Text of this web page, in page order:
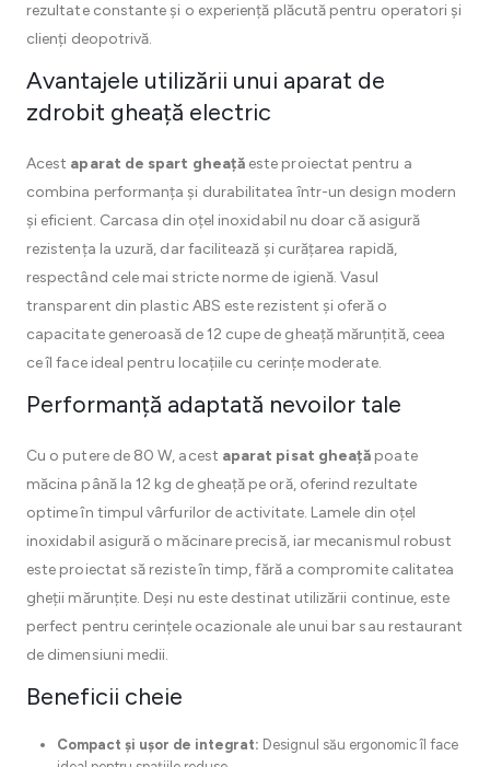
rezultate constante și o experiență plăcută pentru operatori și
clienți deopotrivă.
Avantajele utilizării unui aparat de
zdrobit gheață electric
Acest aparat de spart gheațăeste proiectat pentru a
combina performanța și durabilitatea într-un design modern
și eficient. Carcasa din oțel inoxidabil nu doar că asigură
rezistența la uzură, dar facilitează și curățarea rapidă,
respectând cele mai stricte norme de igienă. Vasul
transparent din plastic ABS este rezistent și oferă o
capacitate generoasă de 12 cupe de gheață mărunțită, ceea
ce îl face ideal pentru locațiile cu cerințe moderate.
Performanță adaptată nevoilor tale
Cu o putere de 80 W, acest aparat pisat gheață poate
măcina până la 12 kg de gheață pe oră, oferind rezultate
optime în timpul vârfurilor de activitate. Lamele din oțel
inoxidabil asigură o măcinare precisă, iar mecanismul robust
este proiectat să reziste în timp, fără a compromite calitatea
gheții mărunțite. Deși nu este destinat utilizării continue, este
perfect pentru cerințele ocazionale ale unui bar sau restaurant
de dimensiuni medii.
Beneficii cheie
Compact și ușor de integrat: Designul său ergonomic îl face